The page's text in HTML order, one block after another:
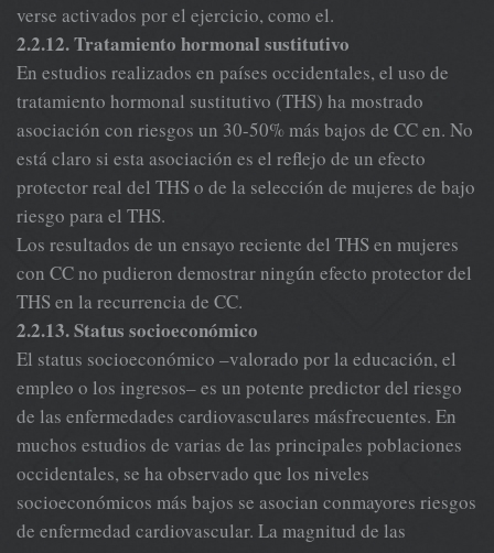
verse activados por el ejercicio, como el.
2.2.12. Tratamiento hormonal sustitutivo
En estudios realizados en países occidentales, el uso de
tratamiento hormonal sustitutivo (THS) ha mostrado
asociación con riesgos un 30-50% más bajos de CC en. No
está claro si esta asociación es el reflejo de un efecto
protector real del THS o de la selección de mujeres de bajo
riesgo para el THS.
Los resultados de un ensayo reciente del THS en mujeres
con CC no pudieron demostrar ningún efecto protector del
THS en la recurrencia de CC.
2.2.13. Status socioeconómico
El status socioeconómico –valorado por la educación, el
empleo o los ingresos– es un potente predictor del riesgo
de las enfermedades cardiovasculares másfrecuentes. En
muchos estudios de varias de las principales poblaciones
occidentales, se ha observado que los niveles
socioeconómicos más bajos se asocian conmayores riesgos
de enfermedad cardiovascular. La magnitud de las